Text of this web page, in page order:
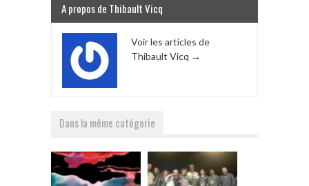
A propos de Thibault Vicq
Voir les articles de
Thibault Vicq →
Dans la même catégorie